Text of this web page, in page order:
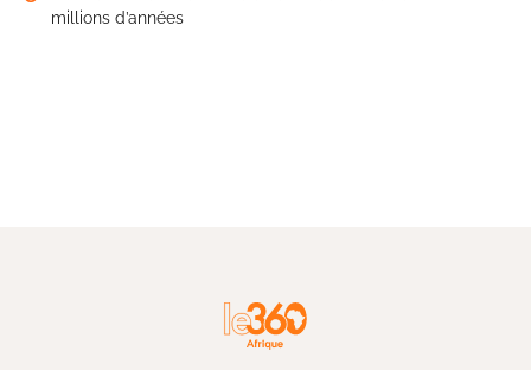
millions d’années